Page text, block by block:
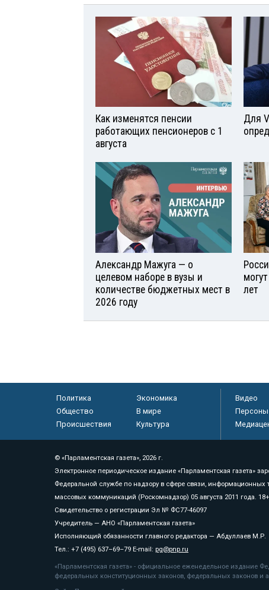
Как изменятся пенсии
работающих пенсионеров с 1
августа
Для
Александр Мажуга — о
целевом наборе в вузы и
количестве бюджетных мест в
2026 году
лет
Политика
Экономика
Общество
В мире
Происшествия
Культура
Видео
Персоны
© «Парламентская газета», 2026 г.
Электронное периодическое издание «Парламентская газета»
Федеральной службе по надзору в сфере связи, информационных
массовых коммуникаций (Роскомнадзор) 05 августа 2011 года. 18+
Свидетельство о регистрации Эл № ФС77-46097
Учредитель — АНО «Парламентская газета»
Исполняющий обязанности главного редактора — Абдуллаев М.Р.
Тел.: +7 (495) 637–69–79 E-mail: pg@pnp.ru
«Парламентская газета» - официальное еженедельное издание
федеральных конституционных законов, федеральных законов и